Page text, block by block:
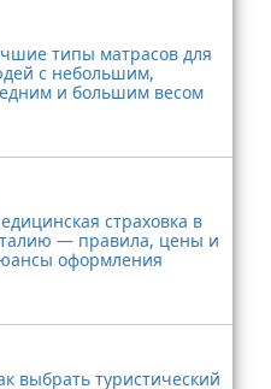
типы матрасов для
с небольшим,
и большим весом
страховка в
— правила, цены и
оформления
выбрать туристический